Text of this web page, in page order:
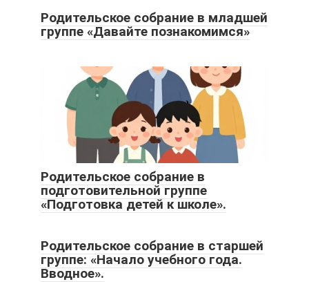
Родительское собрание в младшей
группе «Давайте познакомимся»
Родительское собрание в
подготовительной группе
«Подготовка детей к школе».
Родительское собрание в старшей
группе: «Начало учебного года.
Вводное».